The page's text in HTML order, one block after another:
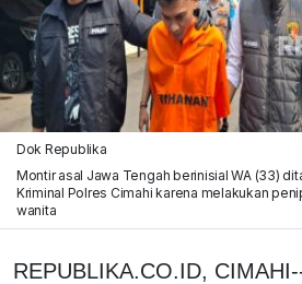
Dok Republika
Montir asal Jawa Tengah berinisial WA (33)
Kriminal Polres Cimahi karena melakukan
wanita
REPUBLIKA.CO.ID,